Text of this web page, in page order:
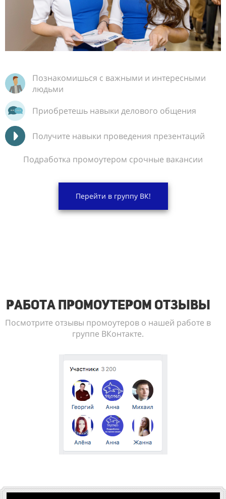
Познакомишься с важными и интересными
людьми
Приобретешь навыки делового общения
Получите навыки проведения презентаций
Подработка промоутером срочные вакансии
Перейти в группу ВК!
Работа промоутером отзывы
Посмотрите отзывы промоутеров о нашей работе в
группе ВКонтакте.